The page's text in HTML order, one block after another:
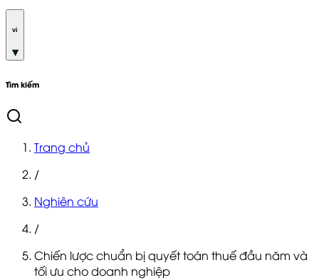
vi
Tìm kiếm
Trang chủ
/
Nghiên cứu
/
Chiến lược chuẩn bị quyết toán thuế đầu năm và
tối ưu cho doanh nghiệp